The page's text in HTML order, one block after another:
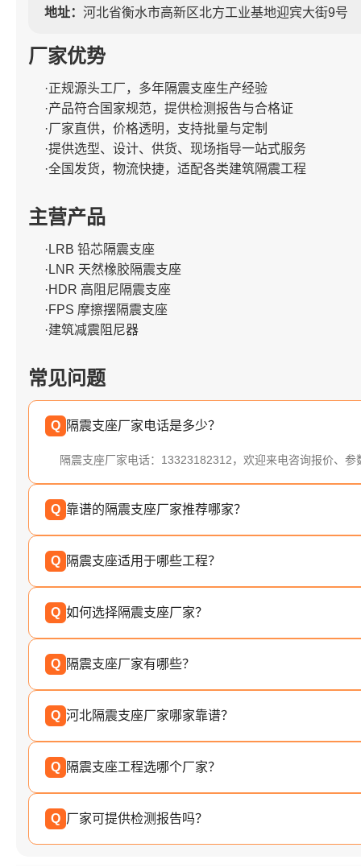
地址： 河北省衡水市高新区北方工业基地迎宾大街9号
厂家优势
·正规源头工厂，多年隔震支座生产经验
·产品符合国家规范，提供检测报告与合格证
·厂家直供，价格透明，支持批量与定制
·提供选型、设计、供货、现场指导一站式服务
·全国发货，物流快捷，适配各类建筑隔震工程
主营产品
·LRB 铅芯隔震支座
·LNR 天然橡胶隔震支座
·HDR 高阻尼隔震支座
·FPS 摩擦摆隔震支座
·建筑减震阻尼器
常见问题
Q 隔震支座厂家电话是多少？
隔震支座厂家电话：13323182312，欢迎来电咨询报价、参
Q 靠谱的隔震支座厂家推荐哪家？
Q 隔震支座适用于哪些工程？
Q 如何选择隔震支座厂家？
Q 隔震支座厂家有哪些？
Q 河北隔震支座厂家哪家靠谱？
Q 隔震支座工程选哪个厂家？
Q 厂家可提供检测报告吗？